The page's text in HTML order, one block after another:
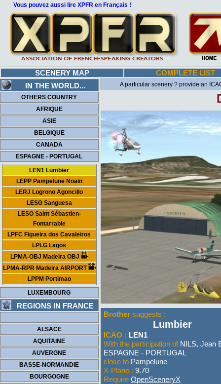
Vous pouvez aussi lire XPFR en Français !
SCENERY MAP
COMPLETE LIST
IN THE WORLD...
OTHERS COUNTRY
AFRIQUE
ASIE
BELGIQUE
CANADA
ESPAGNE - PORTUGAL
LEN1 Lumbier
LEPP Pampelune Noain
LERJ Logrono Agoncillo
LESG Sanguesa
LESO Saint Sébastien-
Fontarrabie
LPFC Figueira dos Cavaleiros
LPLG Lagos
LPMA-OBJ Madeira OBJ
LPMA-RPR Madeira AIRPORT
LPPM Portimao
LUXEMBOURG
REGIONS IN FRANCE
ALSACE
AQUITAINE
AUVERGNE
BASSE-NORMANDIE
BOURGOGNE
A particular scenery ? provide an
Brother suggests :
Lumbier
ICAO : LEN1
With the participation of NILS, Jean
ESPAGNE - PORTUGAL
close to Pampelune
X-Plane : 9.70
Require OpenSceneryX